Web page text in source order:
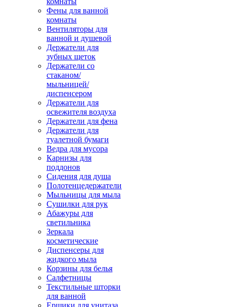
Фены для ванной
комнаты
Вентиляторы для
ванной и душевой
Держатели для
зубных щеток
Держатели со
стаканом/
мыльницей/
диспенсером
Держатели для
освежителя воздуха
Держатели для фена
Держатели для
туалетной бумаги
Ведра для мусора
Карнизы для
поддонов
Сидения для душа
Полотенцедержатели
Мыльницы для мыла
Сушилки для рук
Абажуры для
светильника
Зеркала
косметические
Диспенсеры для
жидкого мыла
Корзины для белья
Салфетницы
Текстильные шторки
для ванной
Ершики для унитаза